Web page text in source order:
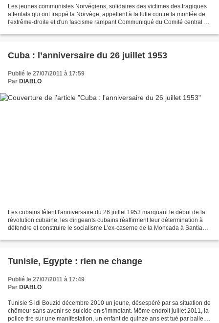
Les jeunes communistes Norvégiens, solidaires des victimes des tragiques
attentats qui ont frappé la Norvège, appellent à la lutte contre la montée de
l'extrême-droite et d'un fascisme rampant Communiqué du Comité central de
Cuba : l’anniversaire du 26 juillet 1953
Publié le 27/07/2011 à 17:59
Par DIABLO
Les cubains fêtent l'anniversaire du 26 juillet 1953 marquant le début de la
révolution cubaine, les dirigeants cubains réaffirment leur détermination à
défendre et construire le socialisme L'ex-caserne de la Moncada à Santiago-
Tunisie, Egypte : rien ne change
Publié le 27/07/2011 à 17:49
Par DIABLO
Tunisie S idi Bouzid décembre 2010 un jeune, désespéré par sa situation de
chômeur sans avenir se suicide en s’immolant. Même endroit juillet 2011, la
police tire sur une manifestation, un enfant de quinze ans est tué par balle.